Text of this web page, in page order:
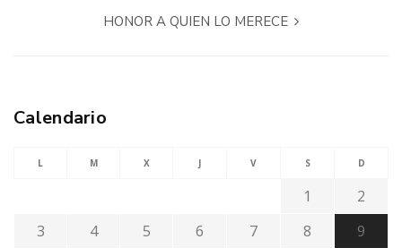
HONOR A QUIEN LO MERECE
Calendario
L M X J V S D
1
2
3
4 5 6 7 8
9